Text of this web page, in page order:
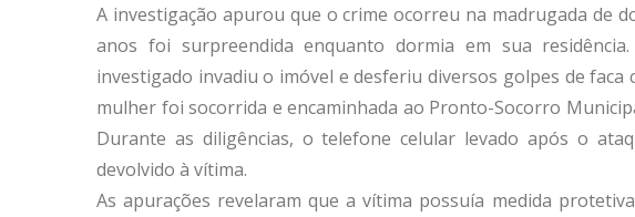
A investigação apurou que o crime ocorreu na madrugada de
anos foi surpreendida enquanto dormia em sua
investigado invadiu o imóvel e desferiu diversos golpes de
mulher foi socorrida e encaminhada ao Pronto-Socorro
Durante as diligências, o telefone celular levado após o
devolvido à vítima.
As apurações revelaram que a vítima possuía medida